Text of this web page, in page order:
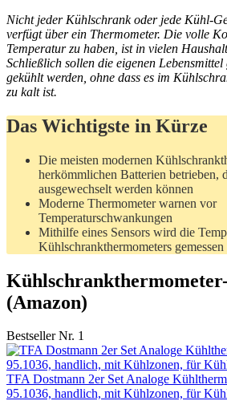
Nicht jeder Kühlschrank oder jede Kühl-
verfügt über ein Thermometer. Die volle
Temperatur zu haben, ist in vielen
Schließlich sollen die eigenen
gekühlt werden, ohne dass es im
zu kalt ist.
Das Wichtigste in Kürze
Die meisten modernen
herkömmlichen Batterien betrieben,
ausgewechselt werden können
Moderne Thermometer warnen vor
Temperaturschwankungen
Mithilfe eines Sensors wird die
Kühlschrankthermometers
(Amazon)
Bestseller Nr. 1
TFA Dostmann 2er Set Analoge
95.1036, handlich, mit Kühlzonen, für